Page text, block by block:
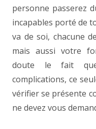
personne passerez
incapables porté de
va de soi, chacune
mais aussi votre
doute le fait
complications, ce
vérifier se présente
ne devez vous